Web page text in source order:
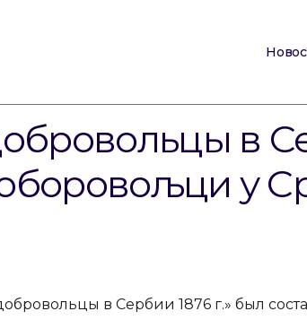
в
у
в Сербии 1876 г.» был